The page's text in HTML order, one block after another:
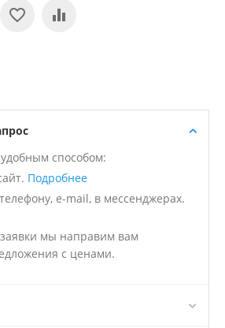
способом:
Подробнее
e-mail, в мессенджерах.
мы направим вам
с ценами.